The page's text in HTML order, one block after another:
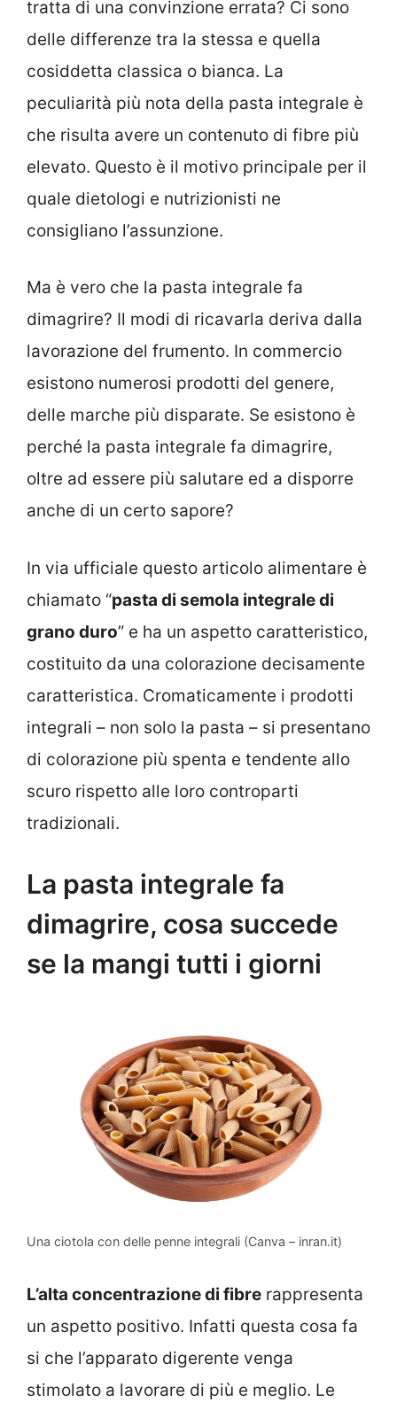
tratta di una convinzione errata? Ci sono
delle differenze tra la stessa e quella
cosiddetta classica o bianca. La
peculiarità più nota della pasta integrale è
che risulta avere un contenuto di fibre più
elevato. Questo è il motivo principale per il
quale dietologi e nutrizionisti ne
consigliano l’assunzione.
Ma è vero che la pasta integrale fa
dimagrire? Il modi di ricavarla deriva dalla
lavorazione del frumento. In commercio
esistono numerosi prodotti del genere,
delle marche più disparate. Se esistono è
perché la pasta integrale fa dimagrire,
oltre ad essere più salutare ed a disporre
anche di un certo sapore?
In via ufficiale questo articolo alimentare è
chiamato “pasta di semola integrale di
grano duro” e ha un aspetto caratteristico,
costituito da una colorazione decisamente
caratteristica. Cromaticamente i prodotti
integrali – non solo la pasta – si presentano
di colorazione più spenta e tendente allo
scuro rispetto alle loro controparti
tradizionali.
La pasta integrale fa
dimagrire, cosa succede
se la mangi tutti i giorni
Una ciotola con delle penne integrali (Canva – inran.it)
L’alta concentrazione di fibre rappresenta
un aspetto positivo. Infatti questa cosa fa
si che l’apparato digerente venga
stimolato a lavorare di più e meglio. Le